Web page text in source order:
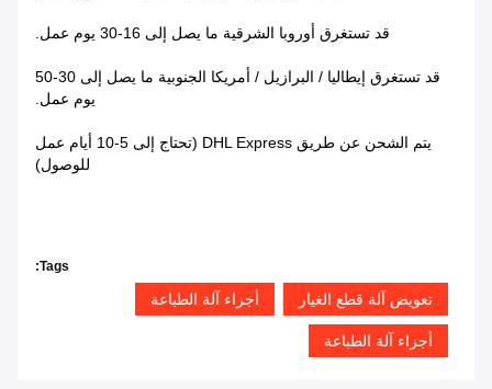
قد تستغرق أوروبا الشرقية ما يصل إلى 16-30 يوم عمل.
قد تستغرق إيطاليا / البرازيل / أمريكا الجنوبية ما يصل إلى 30-50
يوم عمل.
يتم الشحن عن طريق DHL Express (تحتاج إلى 5-10 أيام عمل
للوصول)
Tags:
تعويض آلة قطع الغيار أجزاء آلة الطباعة
أجزاء آلة الطباعة